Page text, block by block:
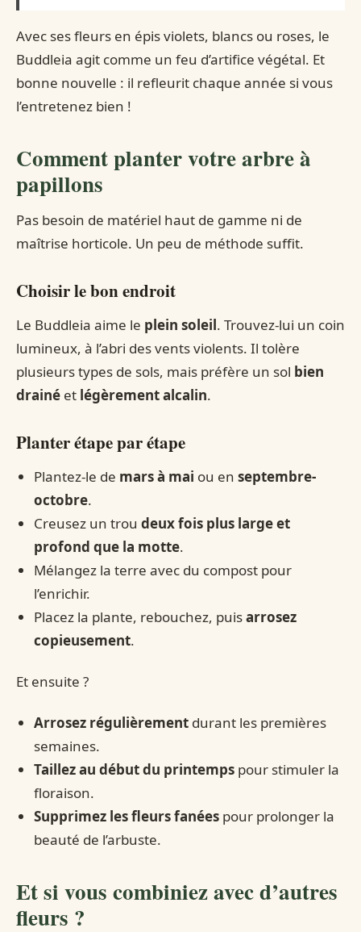
Avec ses fleurs en épis violets, blancs ou roses, le
Buddleia agit comme un feu d’artifice végétal. Et
bonne nouvelle : il refleurit chaque année si vous
l’entretenez bien !
Comment planter votre arbre à
papillons
Pas besoin de matériel haut de gamme ni de
maîtrise horticole. Un peu de méthode suffit.
Choisir le bon endroit
Le Buddleia aime le plein soleil. Trouvez-lui un coin
lumineux, à l’abri des vents violents. Il tolère
plusieurs types de sols, mais préfère un sol bien
drainé et légèrement alcalin.
Planter étape par étape
Plantez-le de mars à mai ou en septembre-
octobre.
Creusez un trou deux fois plus large et
profond que la motte.
Mélangez la terre avec du compost pour
l’enrichir.
Placez la plante, rebouchez, puisarrosez
copieusement.
Et ensuite ?
Arrosez régulièrement durant les premières
semaines.
Taillez au début du printemps pour stimuler la
floraison.
Supprimez les fleurs fanées pour prolonger la
beauté de l’arbuste.
Et si vous combiniez avec d’autres
fleurs ?